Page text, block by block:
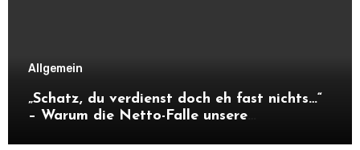
Allgemein
„Schatz, du verdienst doch eh fast nichts…“
– Warum die Netto-Falle unsere